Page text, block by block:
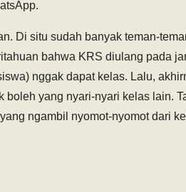
Di situ sudah banyak teman-
bahwa KRS diulang pada
nggak dapat kelas. Lalu,
yang nyari-nyari kelas lain.
ngambil nyomot-nyomot dari